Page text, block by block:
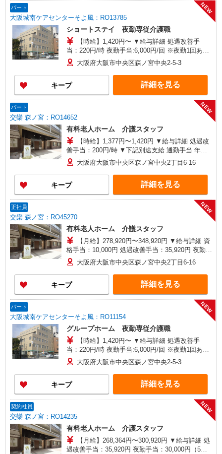
パート
大阪城南ケアセンターそよ風：RO13785
NEW
ショートステイ 夜勤専従介護職
【時給】1,420円〜 ▼給与詳細 処遇改善手
当：220円/時 夜勤手当:6,000円/回 ※夜勤1回あた
り28,720円（処遇改善手当含） ▼下記別途支給 通
勤手当 年末年始手当：380円/時 寸志あり：年2回
（6月・12月） ※業績による ※処遇改善手当は試
用期間中(3ヶ月)は支給なし
大阪府大阪市中央区森ノ宮中央2-5-3
キープ 詳細を見る
パート
交欒 森ノ宮：RO14652
NEW
有料老人ホーム 介護スタッフ
【時給】1,377円〜1,420円 ▼給与詳細 処遇改
善手当：200円/時 ▼下記別途支給 通勤手当 年末
年始手当：380円/時 寸志あり：年2回（6月・12
月） ※業績による ※処遇改善手当は試用期間中(3
ヶ月)は支給なし
大阪府大阪市中央区森ノ宮中央2丁目6-16
キープ 詳細を見る
正社員
交欒 森ノ宮：RO45270
NEW
有料老人ホーム 介護スタッフ
【月給】278,920円〜348,920円 ▼給与詳細 資
格手当：10,000円 処遇改善手当：35,920円 夜勤手
当：30,000円（5回分） ※6回目以降は1回6,000円
支給 住宅手当：規定あり 精勤手当：8,000円 調整
手当：０〜30,000円 ▼下記別途支給 通勤手当 年
末年始手当：380円/時 賞与年2回（6月・12月）
昇給年1回（4月） 特別報酬：平均18.9万円（最高
当は試用期間中(3ヶ月)は支給なし
大阪府大阪市中央区森ノ宮中央2丁目6-16
キープ 詳細を見る
パート
大阪城南ケアセンターそよ風：RO11154
NEW
グループホーム 夜勤専従介護職
【時給】1,420円〜 ▼給与詳細 処遇改善手
当：220円/時 夜勤手当:6,000円/回 ※夜勤1回あた
り28,720円（処遇改善手当含） ▼下記別途支給 通
勤手当 年末年始手当：380円/時 寸志あり：年2回
（6月・12月） ※業績による ※処遇改善手当は試
用期間中(3ヶ月)は支給なし
大阪府大阪市中央区森ノ宮中央2-5-3
キープ 詳細を見る
契約社員
交欒 森ノ宮：RO14235
NEW
有料老人ホーム 介護スタッフ
【月給】268,364円〜300,920円 ▼給与詳細 処
遇改善手当：35,920円 夜勤手当：30,000円（5回